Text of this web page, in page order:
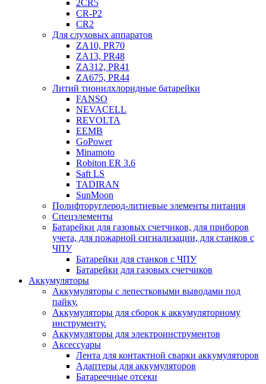
2CR5
CR-P2
CR2
Для слуховых аппаратов
ZA10, PR70
ZA13, PR48
ZA312, PR41
ZA675, PR44
Литий тионилхлоридные батарейки
FANSO
NEVACELL
REVOLTA
EEMB
GoPower
Minamoto
Robiton ER 3.6
Saft LS
TADIRAN
SunMoon
Полифторуглерод-литиевые элементы питания
Спецэлементы
Батарейки для газовых счетчиков, для приборов
учета, для пожарной сигнализации, для станков с
ЧПУ
Батарейки для станков с ЧПУ
Батарейки для газовых счетчиков
Аккумуляторы
Аккумуляторы с лепестковыми выводами под
пайку.
Аккумуляторы для сборок к аккумуляторному
инструменту.
Аккумуляторы для электроинструментов
Аксессуары
Лента для контактной сварки аккумуляторов
Адаптеры для аккумуляторов
Батареечные отсеки